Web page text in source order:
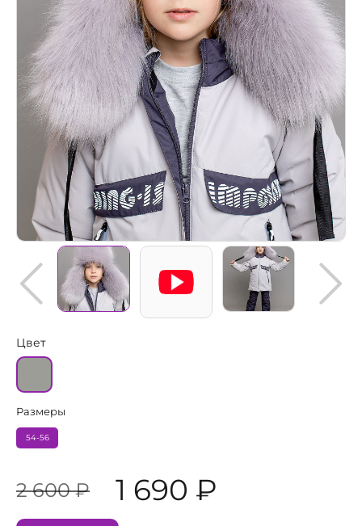
Цвет
Размеры
54-56
2 600 ₽ 1 690 ₽